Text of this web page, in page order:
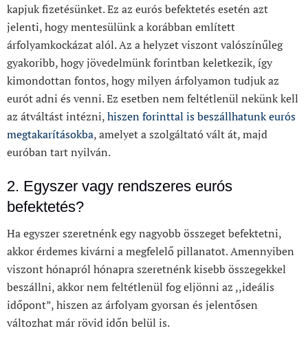
kapjuk fizetésünket. Ez az eurós befektetés esetén azt
jelenti, hogy mentesülünk a korábban említett
árfolyamkockázat alól. Az a helyzet viszont valószínűleg
gyakoribb, hogy jövedelmünk forintban keletkezik, így
kimondottan fontos, hogy milyen árfolyamon tudjuk az
eurót adni és venni. Ez esetben nem feltétlenül nekünk kell
az átváltást intézni,hiszen forinttal is beszállhatunk eurós
megtakarításokba, amelyet a szolgáltató vált át, majd
euróban tart nyilván.
2. Egyszer vagy rendszeres eurós
befektetés?
Ha egyszer szeretnénk egy nagyobb összeget befektetni,
akkor érdemes kivárni a megfelelő pillanatot. Amennyiben
viszont hónapról hónapra szeretnénk kisebb összegekkel
beszállni, akkor nem feltétlenül fog eljönni az ,,ideális
időpont”, hiszen az árfolyam gyorsan és jelentősen
változhat már rövid időn belül is.